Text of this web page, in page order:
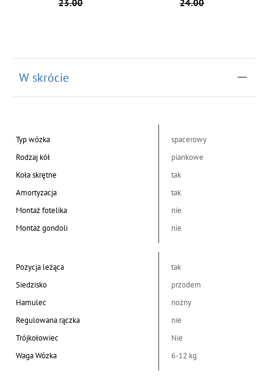
23.00 24.00
W skrócie
Typ wózka
spacerowy
Rodzaj kół
piankowe
Koła skrętne
tak
Amortyzacja
tak
Montaż fotelika
nie
Montaż gondoli
nie
Pozycja leżąca
tak
Siedzisko
przodem
Hamulec
nożny
Regulowana rączka
nie
Trójkołowiec
Nie
Waga Wózka
6-12 kg